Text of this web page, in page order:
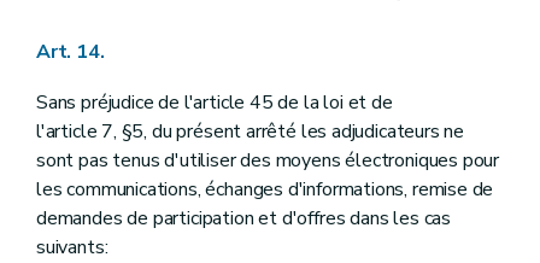
Art. 14.
Sans préjudice de l'article 45 de la loi et de
l'article 7, §5, du présent arrêté les adjudicateurs ne
sont pas tenus d'utiliser des moyens électroniques pour
les communications, échanges d'informations, remise de
demandes de participation et d'offres dans les cas
suivants: